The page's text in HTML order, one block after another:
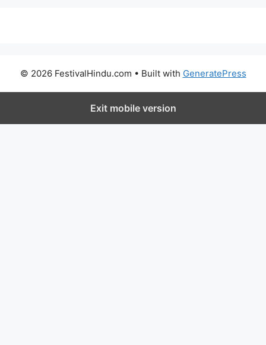
© 2026 FestivalHindu.com • Built with GeneratePress
Exit mobile version